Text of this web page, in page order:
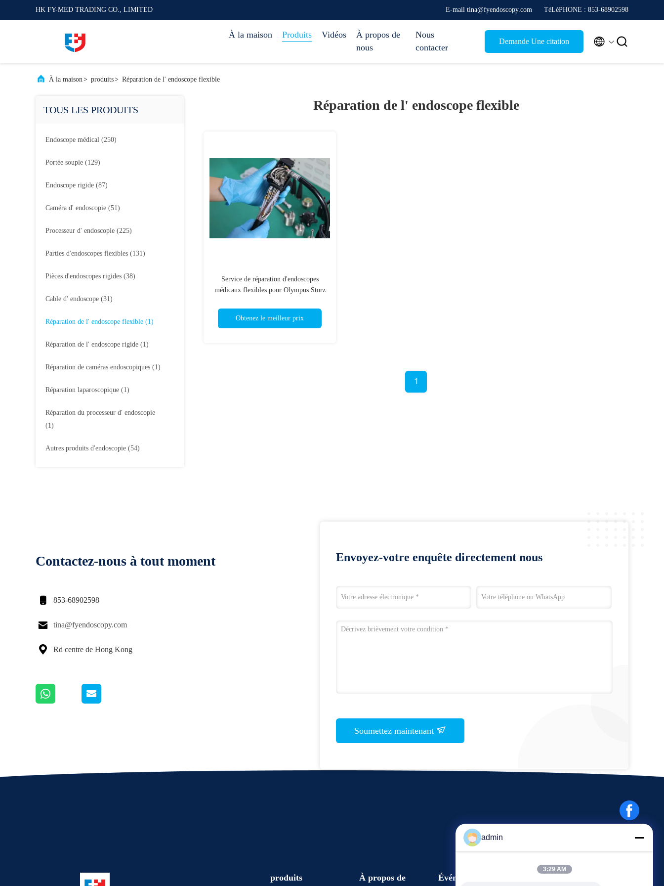
HK FY-MED TRADING CO., LIMITED E-mail tina@fyendoscopy.com TéLéPHONE : 853-68902598
À la maison Produits Vidéos
À propos de
nous
Nous
contacter
Demande Une citation  
À la maison> produits> Réparation de l' endoscope flexible
TOUS LES PRODUITS
Endoscope médical (250)
Portée souple (129)
Endoscope rigide (87)
Caméra d' endoscopie (51)
Processeur d' endoscopie (225)
Parties d'endoscopes flexibles (131)
Pièces d'endoscopes rigides (38)
Cable d' endoscope (31)
Réparation de l' endoscope flexible (1)
Réparation de l' endoscope rigide (1)
Réparation de caméras endoscopiques (1)
Réparation laparoscopique (1)
Réparation du processeur d' endoscopie
(1)
Autres produits d'endoscopie (54)
Réparation de l' endoscope flexible
Service de réparation d'endoscopes
médicaux flexibles pour Olympus Storz
Obtenez le meilleur prix
1
Contactez-nous à tout moment
 853-68902598
 tina@fyendoscopy.com
 Rd centre de Hong Kong
Envoyez-votre enquête directement nous
Soumettez maintenant
produits
À propos de
Événements
admin
3:29 AM